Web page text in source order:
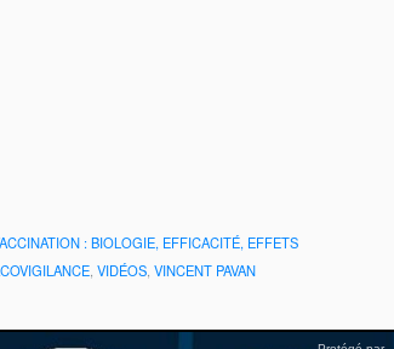
: BIOLOGIE, EFFICACITÉ, EFFETS
VIDÉOS VINCENT PAVAN